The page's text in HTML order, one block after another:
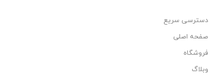
دسترسی سریع
صفحه اصلی
فروشگاه
وبلاگ